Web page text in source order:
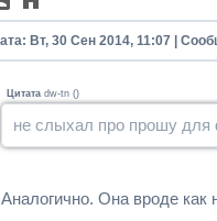
Вт, 30 Сен 2014, 11:07 |
Цитата dw-tn ()
не слыхал про прошу для
Аналогично. Она вроде как